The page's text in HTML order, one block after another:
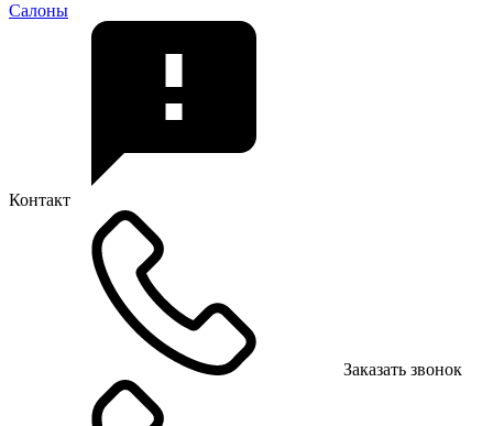
Салоны
Контакт
Заказать звонок